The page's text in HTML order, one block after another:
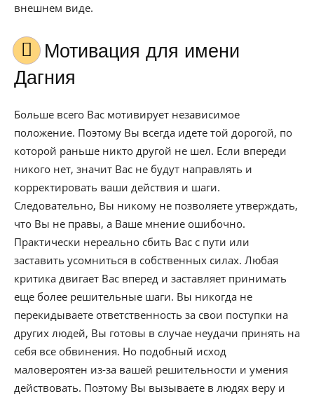
внешнем виде.
Мотивация для имени
Дагния
Больше всего Вас мотивирует независимое
положение. Поэтому Вы всегда идете той дорогой, по
которой раньше никто другой не шел. Если впереди
никого нет, значит Вас не будут направлять и
корректировать ваши действия и шаги.
Следовательно, Вы никому не позволяете утверждать,
что Вы не правы, а Ваше мнение ошибочно.
Практически нереально сбить Вас с пути или
заставить усомниться в собственных силах. Любая
критика двигает Вас вперед и заставляет принимать
еще более решительные шаги. Вы никогда не
перекидываете ответственность за свои поступки на
других людей, Вы готовы в случае неудачи принять на
себя все обвинения. Но подобный исход
маловероятен из-за вашей решительности и умения
действовать. Поэтому Вы вызываете в людях веру и